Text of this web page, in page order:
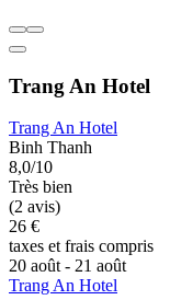
Trang An Hotel
Trang An Hotel
Binh Thanh
8,0/10
Très bien
(2 avis)
26 €
taxes et frais compris
20 août - 21 août
Trang An Hotel